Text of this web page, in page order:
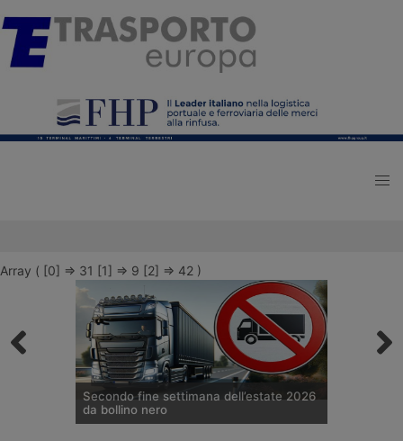
Array ( [0] => 31 [1] => 9 [2] => 42 )
Secondo fine settimana dell’estate 2026
da bollino nero